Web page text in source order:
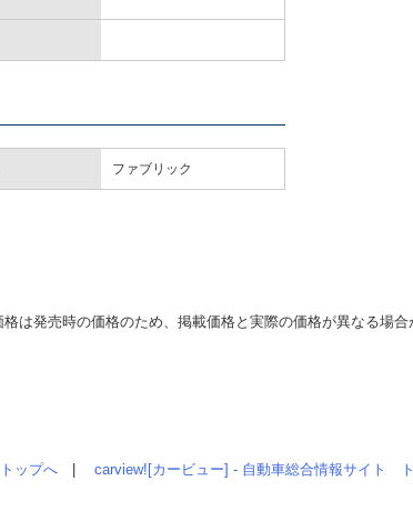
ファブリック
は発売時の価格のため、掲載価格と実際の価格が異なる場
ップへ carview![カービュー] - 自動車総合情報サイト